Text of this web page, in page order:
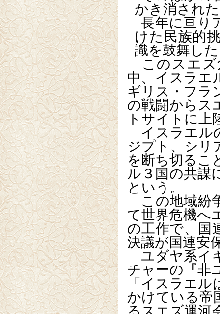
かき消され
長年に亘り
けた民族的
識を鼓舞し
このスエズ
中、イスラエ
ギリス・フラ
の戦闘からス
トサイトに上
イスラエル
ジプト、シリ
を断ち切るこ
ル３国の共謀
という。
この地域紛
て世界危機へ
の工作で、国
決議が国連安
ユダヤ系イ
チャーの『非
「イスラエル
かけている帝
るスエズ運河